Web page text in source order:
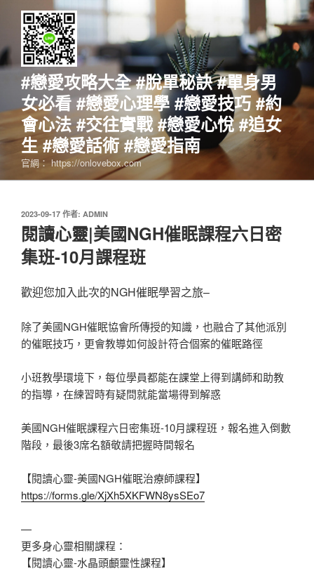
要
#戀愛攻略大全 #脫單秘訣 #單身男
女必看 #戀愛心理學 #戀愛技巧 #約
會心法 #交往實戰 #戀愛心悅 #追女
生 #戀愛話術 #戀愛指南
官網： https://onlovebox.com
發
佈
於
2023-09-17 作者: ADMIN
閱讀心靈|美國NGH催眠課程六日密
集班-10月課程班
歡迎您加入此次的NGH催眠學習之旅–
除了美國NGH催眠協會所傳授的知識，也融合了其他派別
的催眠技巧，更會教導如何設計符合個案的催眠路徑
小班教學環境下，每位學員都能在課堂上得到講師和助教
的指導，在練習時有疑問就能當場得到解惑
美國NGH催眠課程六日密集班-10月課程班，報名進入倒數
階段，最後3席名額敬請把握時間報名
【閱讀心靈-美國NGH催眠治療師課程】
https://forms.gle/XjXh5XKFWN8ysSEo7
—
更多身心靈相關課程：
【閱讀心靈-水晶頭顱靈性課程】